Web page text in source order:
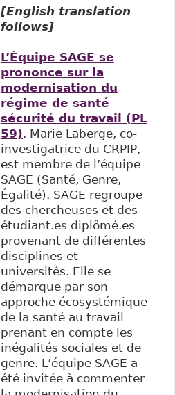
[English translation
follows]
L’Équipe SAGE se
prononce sur la
modernisation du
régime de santé
sécurité du travail (PL
59). Marie Laberge, co-
investigatrice du CRPIP,
est membre de l’équipe
SAGE (Santé, Genre,
Égalité). SAGE regroupe
des chercheuses et des
étudiant.es diplômé.es
provenant de différentes
disciplines et
universités. Elle se
démarque par son
approche écosystémique
de la santé au travail
prenant en compte les
inégalités sociales et de
genre. L’équipe SAGE a
été invitée à commenter